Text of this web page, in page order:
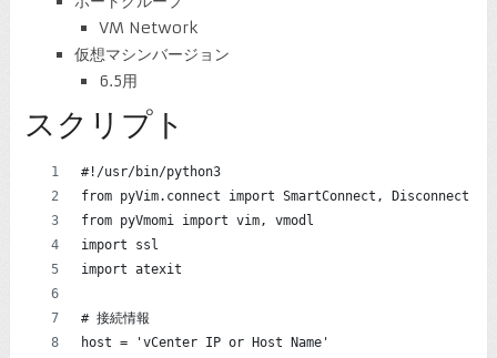
VM Network
仮想マシンバージョン
6.5用
スクリプト
#!/usr/bin/python3
from pyVim.connect import SmartConnect, Disconnect
from pyVmomi import vim, vmodl
import ssl
import atexit
# 接続情報
host = 'vCenter IP or Host Name'